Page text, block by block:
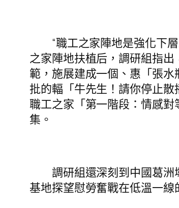
“職工之家陣地是強化下層
之家陣地扶植后，調研組指
範，施展建成一個、惠「張
批的輻「牛先生！請你停止
職工之家「第一階段：情感
集。
調研組還深刻到中國葛洲
基地探望慰勞奮戰在低溫一